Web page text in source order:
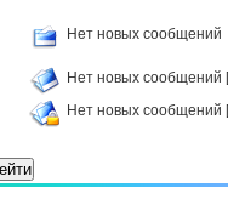
Нет новых сообщений
Нет новых сообщений
Нет новых сообщений